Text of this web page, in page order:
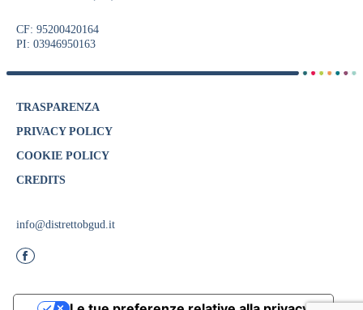
CF: 95200420164
PI: 03946950163
TRASPARENZA
PRIVACY POLICY
COOKIE POLICY
CREDITS
info@distrettobgud.it